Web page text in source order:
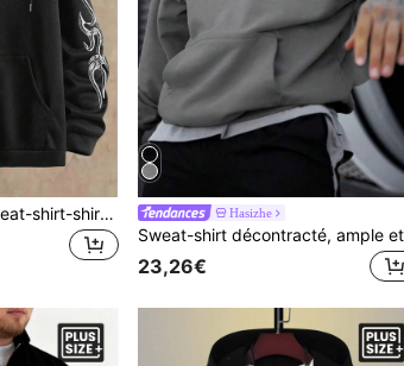
Manfinity Homme Sweat-shirt-shirt à capuche grande taille pour hommes avec imprimé lettre, manches longues, fermeture éclair, poche et cordon de serrage, noir graphique et blanc, automne Hasizhe
23,26€